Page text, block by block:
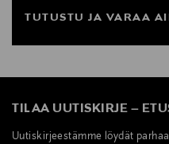
TUTUSTU JA VARAA
TILAA UUTISKIRJE –
Uutiskirjeestämme löydät